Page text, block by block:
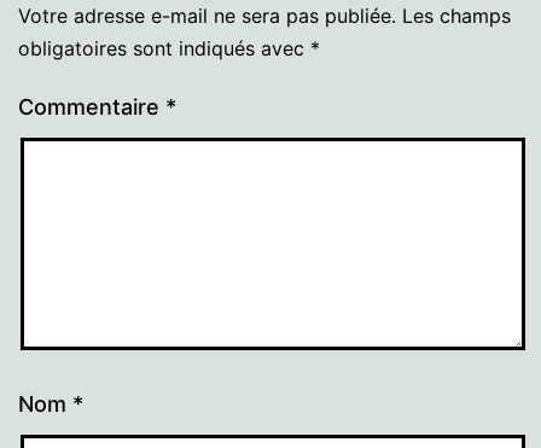
Votre adresse e-mail ne sera pas publiée. Les champs
obligatoires sont indiqués avec *
Commentaire *
Nom *